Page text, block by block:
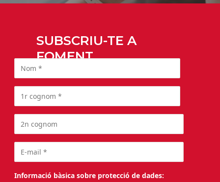
SUBSCRIU-TE A
FOMENT
Informació bàsica sobre protecció de dades: